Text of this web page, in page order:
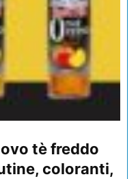
tè freddo
coloranti,